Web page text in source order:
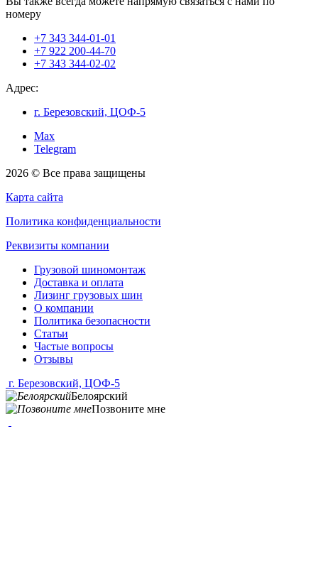
номеру
+7 343 344-01-01
+7 922 200-44-70
+7 343 344-02-02
Адрес:
г. Березовский, ЦОФ-5
Max
Telegram
2026 © Все права защищены
Карта сайта
Политика конфиденциальности
Реквизиты компании
Грузовой шиномонтаж
Доставка и оплата
Лизинг грузовых шин
О компании
Политика безопасности
Статьи
Частые вопросы
Отзывы
г. Березовский, ЦОФ-5
Белоярский
Позвоните мне